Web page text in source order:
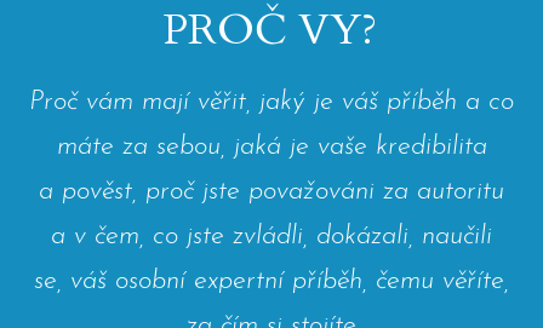
PROČ VY?
Proč vám mají věřit, jaký je váš příběh a co
máte za sebou, jaká je vaše kredibilita
a pověst, proč jste považováni za autoritu
a v čem, co jste zvládli, dokázali, naučili
se, váš osobní expertní příběh, čemu věříte,